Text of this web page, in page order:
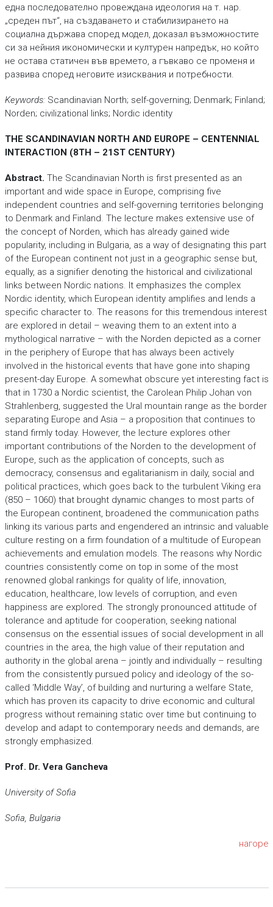
една последователно провеждана идеология на т. нар.
„среден път“, на създаването и стабилизирането на
социална държава според модел, доказал възможностите
си за нейния икономически и културен напредък, но който
не остава статичен във времето, а гъвкаво се променя и
развива според неговите изисквания и потребности.
Keywords:Scandinavian North; self-governing; Denmark; Finland;
Norden; civilizational links; Nordic identity
THE SCANDINAVIAN NORTH AND EUROPE – CENTENNIAL
INTERACTION (8TH – 21ST CENTURY)
Abstract. The Scandinavian North is first presented as an
important and wide space in Europe, comprising five
independent countries and self-governing territories belonging
to Denmark and Finland. The lecture makes extensive use of
the concept of Norden, which has already gained wide
popularity, including in Bulgaria, as a way of designating this part
of the European continent not just in a geographic sense but,
equally, as a signifier denoting the historical and civilizational
links between Nordic nations. It emphasizes the complex
Nordic identity, which European identity amplifies and lends a
specific character to. The reasons for this tremendous interest
are explored in detail – weaving them to an extent into a
mythological narrative – with the Norden depicted as a corner
in the periphery of Europe that has always been actively
involved in the historical events that have gone into shaping
present-day Europe. A somewhat obscure yet interesting fact is
that in 1730 a Nordic scientist, the Carolean Philip Johan von
Strahlenberg, suggested the Ural mountain range as the border
separating Europe and Asia – a proposition that continues to
stand firmly today. However, the lecture explores other
important contributions of the Norden to the development of
Europe, such as the application of concepts, such as
democracy, consensus and egalitarianism in daily, social and
political practices, which goes back to the turbulent Viking era
(850 – 1060) that brought dynamic changes to most parts of
the European continent, broadened the communication paths
linking its various parts and engendered an intrinsic and valuable
culture resting on a firm foundation of a multitude of European
achievements and emulation models. The reasons why Nordic
countries consistently come on top in some of the most
renowned global rankings for quality of life, innovation,
education, healthcare, low levels of corruption, and even
happiness are explored. The strongly pronounced attitude of
tolerance and aptitude for cooperation, seeking national
consensus on the essential issues of social development in all
countries in the area, the high value of their reputation and
authority in the global arena – jointly and individually – resulting
from the consistently pursued policy and ideology of the so-
called ‘Middle Way’, of building and nurturing a welfare State,
which has proven its capacity to drive economic and cultural
progress without remaining static over time but continuing to
develop and adapt to contemporary needs and demands, are
strongly emphasized.
Prof. Dr. Vera Gancheva
University of Sofia
Sofia, Bulgaria
нагоре